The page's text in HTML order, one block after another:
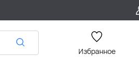
Избранное